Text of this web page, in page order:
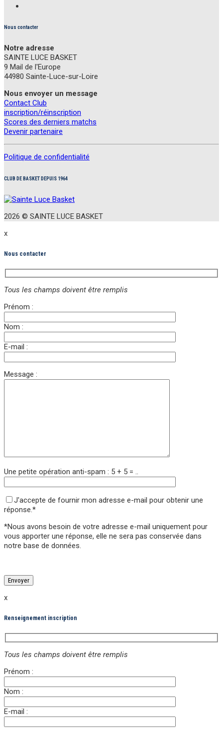
Nous contacter
Notre adresse
SAINTE LUCE BASKET
9 Mail de l'Europe
44980 Sainte-Luce-sur-Loire
Nous envoyer un message
Contact Club
inscription/réinscription
Scores des derniers matchs
Devenir partenaire
Politique de confidentialité
CLUB DE BASKET DEPUIS 1964
2026 © SAINTE LUCE BASKET
x
Nous contacter
Tous les champs doivent être remplis
Prénom :
Nom :
E-mail :
Message :
Une petite opération anti-spam : 5 + 5 = ..
J'accepte de fournir mon adresse e-mail pour obtenir une
réponse.*
*Nous avons besoin de votre adresse e-mail uniquement pour
vous apporter une réponse, elle ne sera pas conservée dans
notre base de données.
x
Renseignement inscription
Tous les champs doivent être remplis
Prénom :
Nom :
E-mail :